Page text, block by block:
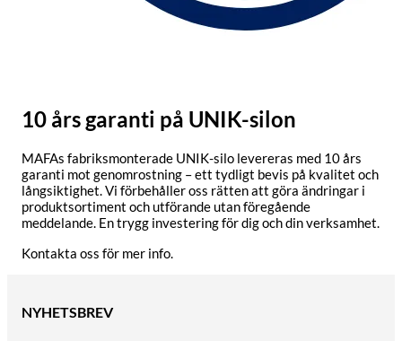
10 års garanti på UNIK-silon
MAFAs fabriksmonterade UNIK-silo levereras med 10 års
garanti mot genomrostning – ett tydligt bevis på kvalitet och
långsiktighet. Vi förbehåller oss rätten att göra ändringar i
produktsortiment och utförande utan föregående
meddelande. En trygg investering för dig och din verksamhet.
Kontakta oss för mer info.
NYHETSBREV